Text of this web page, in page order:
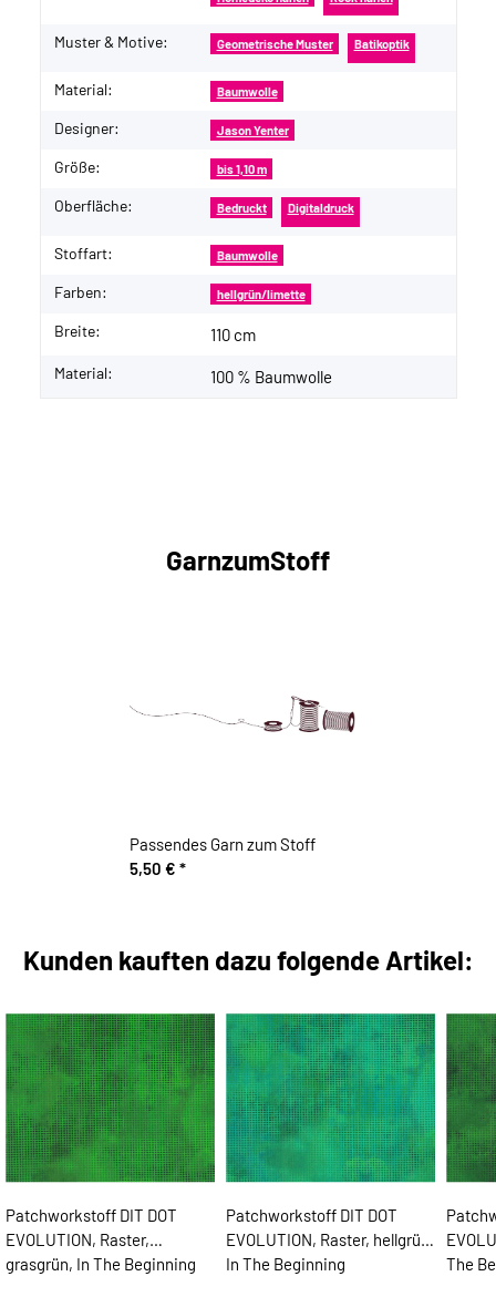
Muster & Motive: Geometrische Muster Batikoptik
Material: Baumwolle
Designer: Jason Yenter
Größe: bis 1,10 m
Oberfläche: Bedruckt Digitaldruck
Stoffart: Baumwolle
Farben: hellgrün/limette
Breite: 110 cm
Material: 100 % Baumwolle
GarnzumStoff
Passendes Garn zum Stoff
5,50 € *
Kunden kauften dazu folgende Artikel:
Patchworkstoff DIT DOT
EVOLUTION, Raster,
grasgrün, In The Beginning
Patchworkstoff DIT DOT
EVOLUTION, Raster, hellgrün,
In The Beginning
The